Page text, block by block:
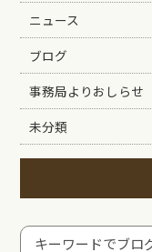
ニュース
ブログ
事務局よりおしらせ
未分類